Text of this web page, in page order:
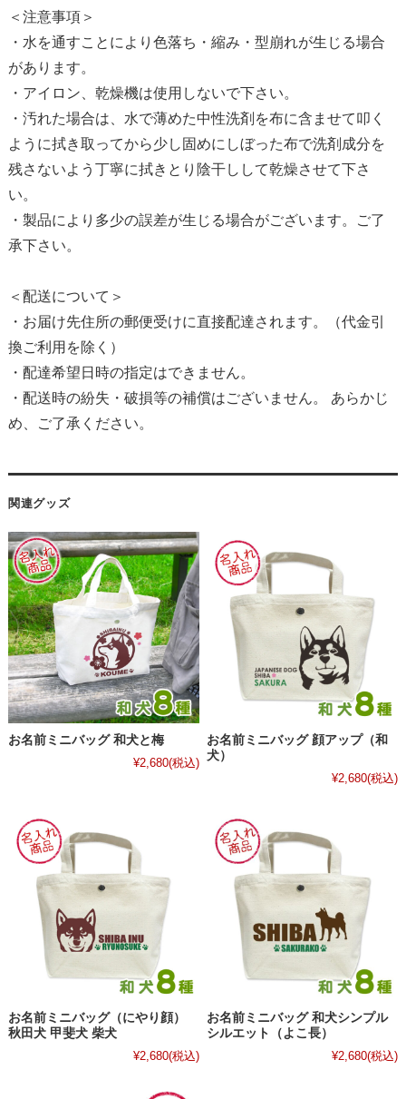
＜注意事項＞
・水を通すことにより色落ち・縮み・型崩れが生じる場合
があります。
・アイロン、乾燥機は使用しないで下さい。
・汚れた場合は、水で薄めた中性洗剤を布に含ませて叩く
ように拭き取ってから少し固めにしぼった布で洗剤成分を
残さないよう丁寧に拭きとり陰干しして乾燥させて下さ
い。
・製品により多少の誤差が生じる場合がございます。ご了
承下さい。
＜配送について＞
・お届け先住所の郵便受けに直接配達されます。（代金引
換ご利用を除く）
・配達希望日時の指定はできません。
・配送時の紛失・破損等の補償はございません。 あらかじ
め、ご了承ください。
関連グッズ
お名前ミニバッグ 和犬と梅
¥2,680(税込)
お名前ミニバッグ 顔アップ（和
犬）
¥2,680(税込)
お名前ミニバッグ（にやり顔）
秋田犬 甲斐犬 柴犬
¥2,680(税込)
お名前ミニバッグ 和犬シンプル
シルエット（よこ長）
¥2,680(税込)